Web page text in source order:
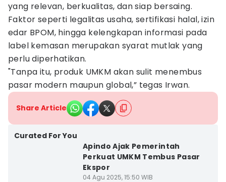
yang relevan, berkualitas, dan siap bersaing.
Faktor seperti legalitas usaha, sertifikasi halal, izin
edar BPOM, hingga kelengkapan informasi pada
label kemasan merupakan syarat mutlak yang
perlu diperhatikan.
"Tanpa itu, produk UMKM akan sulit menembus
pasar modern maupun global,” tegas Irwan.
Share Article
Curated For You
Apindo Ajak Pemerintah
Perkuat UMKM Tembus Pasar
Ekspor
04 Agu 2025, 15:50 WIB